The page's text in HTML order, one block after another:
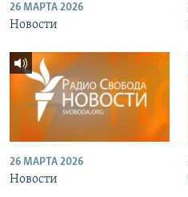
26 МАРТА 2026
Новости
26 МАРТА 2026
Новости